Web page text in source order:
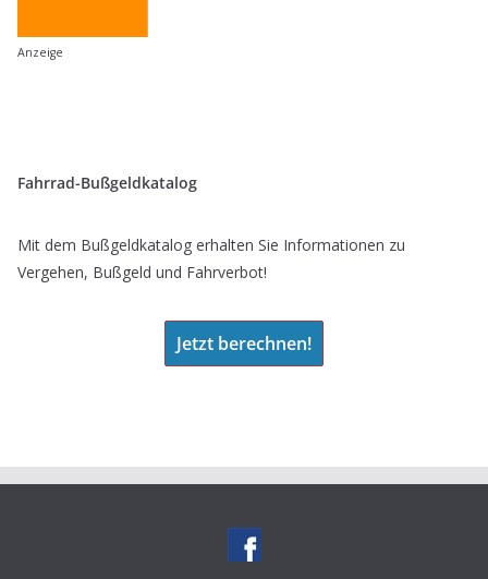
Anzeige
Fahrrad-Bußgeldkatalog
Mit dem Bußgeldkatalog erhalten Sie Informationen zu
Vergehen, Bußgeld und Fahrverbot!
Jetzt berechnen!